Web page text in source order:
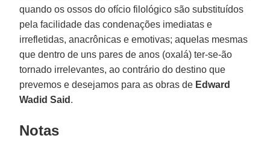
quando os ossos do ofício filológico são substituídos
pela facilidade das condenações imediatas e
irrefletidas, anacrônicas e emotivas; aquelas mesmas
que dentro de uns pares de anos (oxalá) ter-se-ão
tornado irrelevantes, ao contrário do destino que
prevemos e desejamos para as obras de Edward
Wadid Said .
Notas